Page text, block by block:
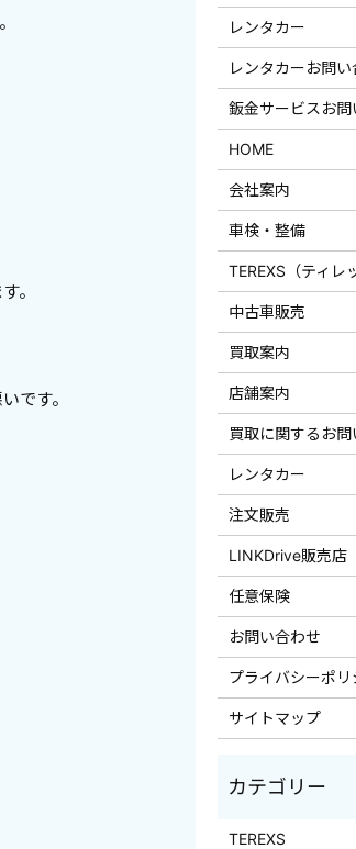
。
です。
レンタカー
レンタカーお問い
鈑金サービスお問
HOME
会社案内
車検・整備
TEREXS（ティレ
中古車販売
買取案内
店舗案内
買取に関するお問
レンタカー
注文販売
LINKDrive販売店
任意保険
お問い合わせ
プライバシーポリ
サイトマップ
TEREXS